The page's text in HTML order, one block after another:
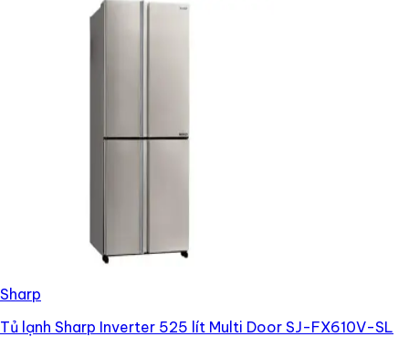
Sharp
Tủ lạnh Sharp Inverter 525 lít Multi Door SJ-FX610V-SL